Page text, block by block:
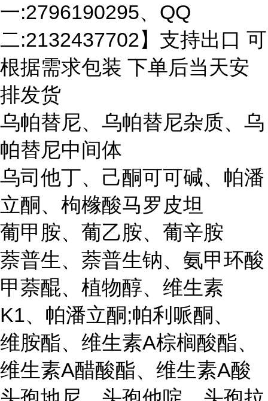
一:2796190295、QQ
二:2132437702】支持出口 可
根据需求包装 下单后当天安
排发货
乌帕替尼、乌帕替尼杂质、乌
帕替尼中间体
乌司他丁、己酮可可碱、帕潘
立酮、枸橼酸马罗皮坦
葡甲胺、葡乙胺、葡辛胺
萘普生、萘普生钠、氨甲环酸
甲萘醌、植物醇、维生素
K1、帕潘立酮;帕利哌酮、
维胺酯、维生素A棕榈酸酯、
维生素A醋酸酯、维生素A酸